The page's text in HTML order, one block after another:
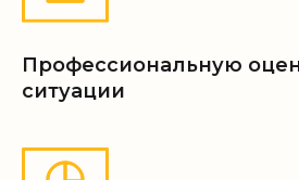
Профессиональную
ситуации
02
Мы связываемся и